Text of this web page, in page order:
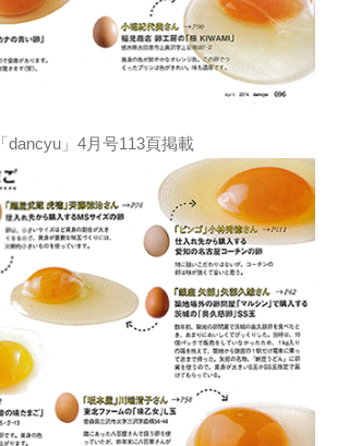
「dancyu」4月号113頁掲載